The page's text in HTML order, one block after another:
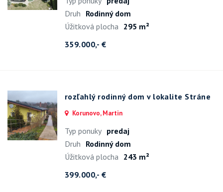
Druh Rodinný dom
Úžitková plocha 295 m²
359.000,- €
rozľahlý rodinný dom v lokalite Stráne
Korunovo, Martin
Typ ponuky predaj
Druh Rodinný dom
Úžitková plocha 243 m²
399.000,- €